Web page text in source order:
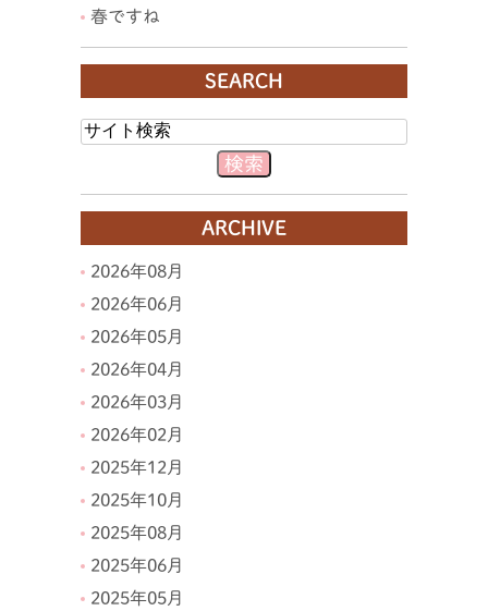
春ですね
SEARCH
ARCHIVE
2026年08月
2026年06月
2026年05月
2026年04月
2026年03月
2026年02月
2025年12月
2025年10月
2025年08月
2025年06月
2025年05月